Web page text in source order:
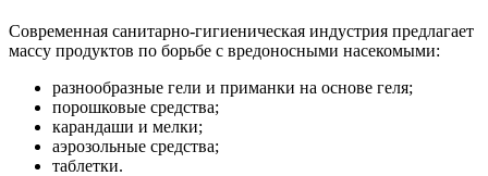
Современная санитарно-гигиеническая индустрия предлагает
массу продуктов по борьбе с вредоносными насекомыми:
разнообразные гели и приманки на основе геля;
порошковые средства;
карандаши и мелки;
аэрозольные средства;
таблетки.